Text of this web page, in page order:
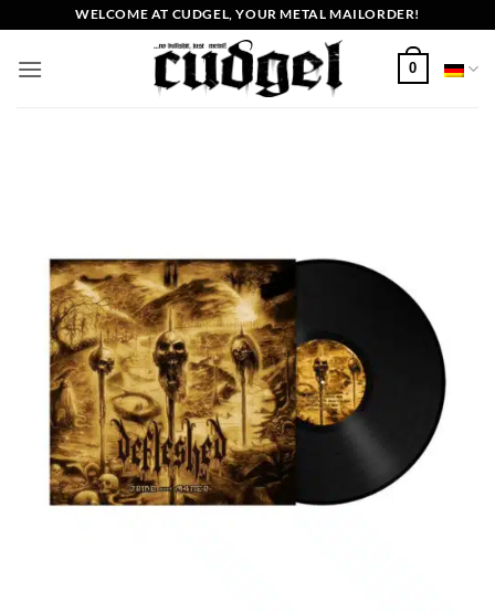
Inhalt
springen
WELCOME AT CUDGEL, YOUR METAL MAILORDER!
0